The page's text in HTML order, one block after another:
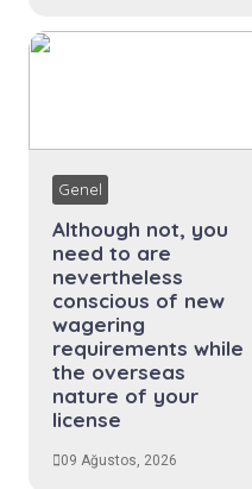
Genel
Although not, you
need to are
nevertheless
conscious of new
wagering
requirements while
the overseas
nature of your
license
09 Ağustos, 2026